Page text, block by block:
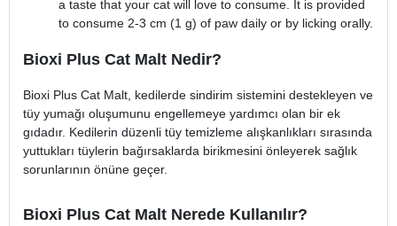
a taste that your cat will love to consume. It is provided
to consume 2-3 cm (1 g) of paw daily or by licking orally.
Bioxi Plus Cat Malt Nedir?
Bioxi Plus Cat Malt, kedilerde sindirim sistemini destekleyen ve
tüy yumağı oluşumunu engellemeye yardımcı olan bir ek
gıdadır. Kedilerin düzenli tüy temizleme alışkanlıkları sırasında
yuttukları tüylerin bağırsaklarda birikmesini önleyerek sağlık
sorunlarının önüne geçer.
Bioxi Plus Cat Malt Nerede Kullanılır?